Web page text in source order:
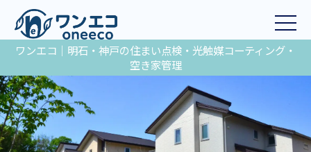
ワンエコ｜明石・神戸の住まい点検・光触媒コーティング・
空き家管理